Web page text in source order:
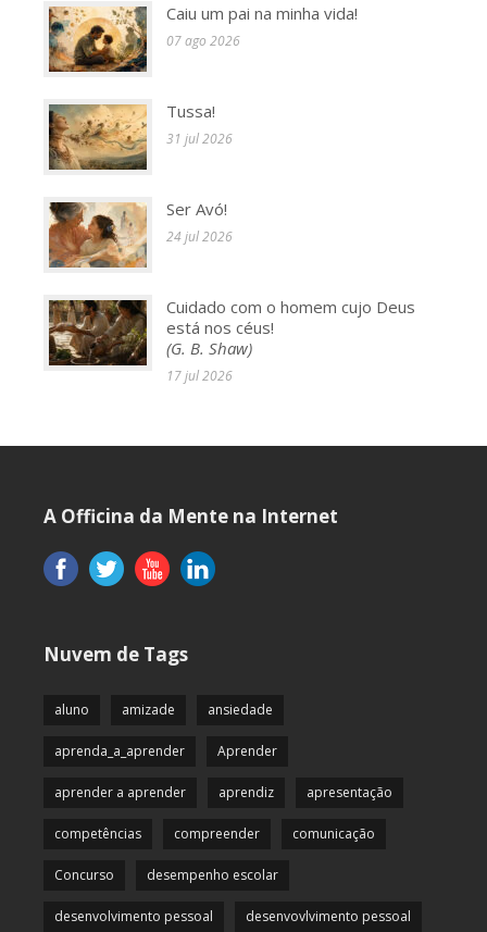
Caiu um pai na minha vida!
07 ago 2026
Tussa!
31 jul 2026
Ser Avó!
24 jul 2026
Cuidado com o homem cujo Deus
está nos céus!
(G. B. Shaw)
17 jul 2026
A Officina da Mente na Internet
Nuvem de Tags
aluno amizade ansiedade
aprenda_a_aprender Aprender
aprender a aprender aprendiz apresentação
competências compreender comunicação
Concurso desempenho escolar
desenvolvimento pessoal desenvovlvimento pessoal